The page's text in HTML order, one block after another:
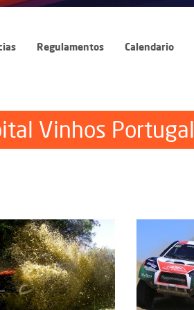
Regulamentos Calendario
Vinhos Portugal